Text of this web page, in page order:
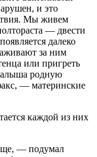
и это
Мы живем
— двести
далеко
за ним
или пригреть
родную
— материнские
каждой из них
— подумал